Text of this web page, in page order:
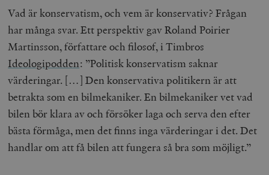
Vad är konservatism, och vem är konservativ? Frågan
har många svar. Ett perspektiv gav Roland Poirier
Martinsson, författare och filosof, i Timbros
Ideologipodden: ”Politisk konservatism saknar
värderingar. […] Den konservativa politikern är att
betrakta som en bilmekaniker. En bilmekaniker vet vad
bilen bör klara av och försöker laga och serva den efter
bästa förmåga, men det finns inga värderingar i det. Det
handlar om att få bilen att fungera så bra som möjligt.”